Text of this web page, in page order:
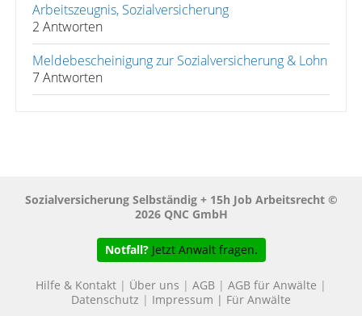
Arbeitszeugnis, Sozialversicherung
2 Antworten
Meldebescheinigung zur Sozialversicherung & Lohn
7 Antworten
Sozialversicherung Selbständig + 15h Job Arbeitsrecht ©
2026 QNC GmbH
Notfall? Jetzt Anwalt fragen.
Hilfe & Kontakt | Über uns | AGB | AGB für Anwälte |
Datenschutz | Impressum | Für Anwälte